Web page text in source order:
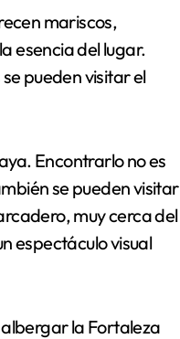
mariscos,
esencia del lugar.
pueden visitar el
Encontrarlo no es
se pueden visitar
muy cerca del
espectáculo visual
la Fortaleza